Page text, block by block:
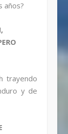
años?
trayendo
y de